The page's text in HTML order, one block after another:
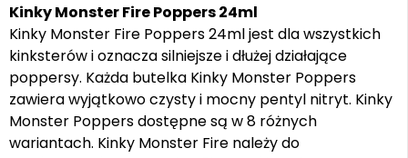
Kinky Monster Fire Poppers 24ml
Kinky Monster Fire Poppers 24ml jest dla wszystkich
kinksterów i oznacza silniejsze i dłużej działające
poppersy. Każda butelka Kinky Monster Poppers
zawiera wyjątkowo czysty i mocny pentyl nitryt. Kinky
Monster Poppers dostępne są w 8 różnych
wariantach. Kinky Monster Fire należy do